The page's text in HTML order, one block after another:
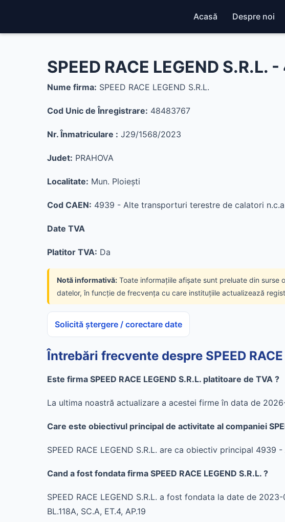
Acasă Despre noi
SPEED RACE LEGEND S.R.L.
Nume firma: SPEED RACE LEGEND S.R.L.
Cod Unic de Înregistrare: 48483767
Nr. Înmatriculare : J29/1568/2023
Judet: PRAHOVA
Localitate: Mun. Ploieşti
Cod CAEN: 4939 - Alte transporturi terestre de calatori n.c.a
Date TVA
Platitor TVA: Da
Notă informativă: Toate informațiile afișate sunt preluate din surse
datelor, în funcție de frecvența cu care instituțiile actualizează
Solicită ștergere / corectare date
Întrebări frecvente despre SPEED RACE
Este firma SPEED RACE LEGEND S.R.L. platitoare de TVA ?
La ultima noastră actualizare a acestei firme în data de
Care este obiectivul principal de activitate al companiei
SPEED RACE LEGEND S.R.L. are ca obiectiv principal
Cand a fost fondata firma SPEED RACE LEGEND S.R.L. ?
SPEED RACE LEGEND S.R.L. a fost fondata la date de
BL.118A, SC.A, ET.4, AP.19